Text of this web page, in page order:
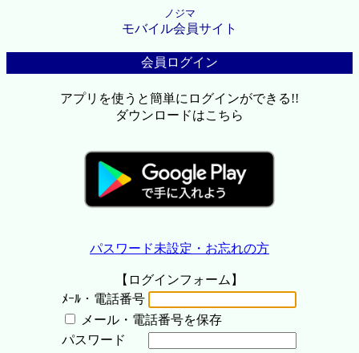
ノジマ
モバイル会員サイト
会員ログイン
アプリを使うと簡単にログインができる!!
ダウンロードはこちら
パスワード未設定・お忘れの方
【ログインフォーム】
ﾒｰﾙ・電話番号
メール・電話番号を保存
パスワード